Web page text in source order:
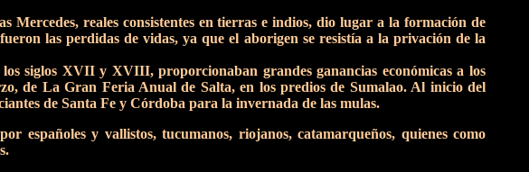
reales consistentes en tierras e indios, dio lugar a la formación de
las perdidas de vidas, ya que el aborigen se resistía a la privación de la
siglos XVII y XVIII, proporcionaban grandes ganancias económicas a los
de La Gran Feria Anual de Salta, en los predios de Sumalao. Al inicio del
de Santa Fe y Córdoba para la invernada de las mulas.
y vallistos, tucumanos, riojanos, catamarqueños, quienes como